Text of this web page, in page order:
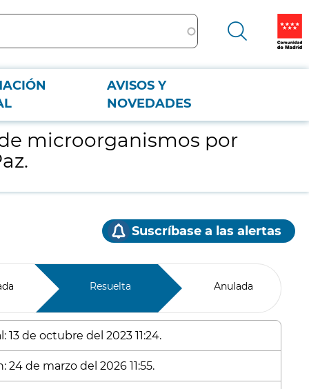
AVISOS Y
NOVEDADES
Paz.
microorganismos por
Suscríbase a las alertas
Resuelta Anulada
de octubre del 2023 11:24.
de marzo del 2026 11:55.